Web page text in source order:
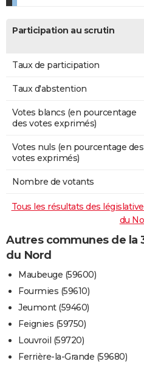
Participation au scrutin
Taux de participation
Taux d'abstention
Votes blancs (en pourcentage
des votes exprimés)
Votes nuls (en pourcentage des
votes exprimés)
Nombre de votants
Tous les résultats des
du
Autres communes de la
du Nord
Maubeuge (59600)
Fourmies (59610)
Jeumont (59460)
Feignies (59750)
Louvroil (59720)
Ferrière-la-Grande (59680)